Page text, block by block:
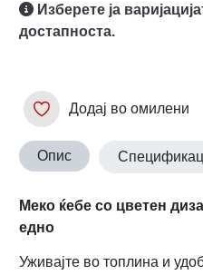
Изберете ја
достапноста.
Додај во омилени
Опис
Мекo ќебе со цветен
едно
Уживајте во топлина и